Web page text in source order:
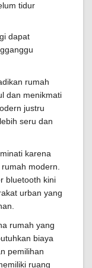
tidur
dapat
rumah
dan menikmati
justru
seru dan
karena
modern.
bluetooth kini
urban yang
rumah yang
biaya
pemilihan
ruang